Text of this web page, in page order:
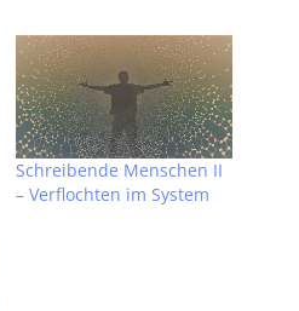
Schreibende Menschen II
– Verflochten im System